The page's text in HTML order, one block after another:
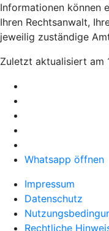
Informationen können
Ihren Rechtsanwalt,
jeweilig zuständige
Zuletzt aktualisiert am
Whatsapp öffnen
Impressum
Datenschutz
Rechtliche